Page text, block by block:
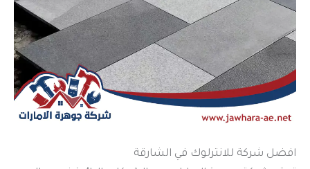
افضل شركة للانترلوك في الشارقة